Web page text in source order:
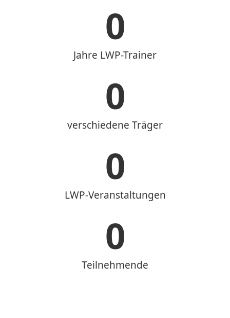
Jahre LWP-Trainer
0
verschiedene Träger
0
LWP-Veranstaltungen
0
Teilnehmende
0